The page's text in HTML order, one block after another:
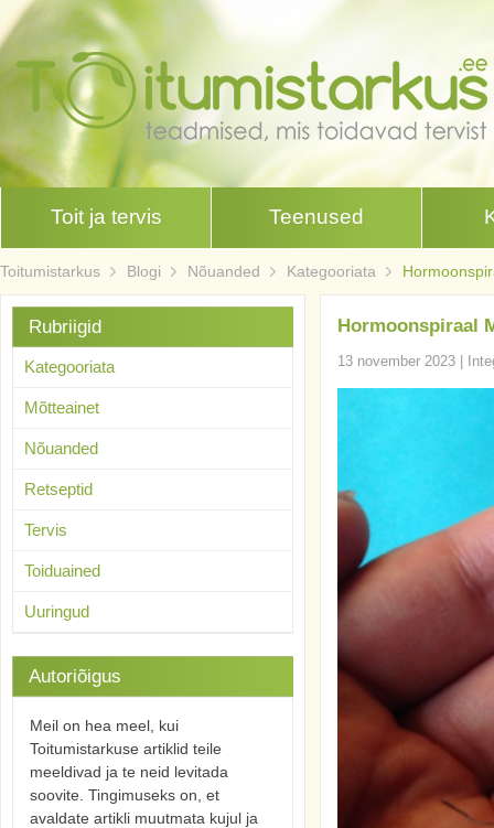
Toit ja tervis Teenused
Toitumistarkus Blogi Nõuanded Kategooriata
Hormoonspiraal
13 november 2023
Rubriigid
Kategooriata
Mõtteainet
Nõuanded
Retseptid
Tervis
Toiduained
Uuringud
Autoriõigus
Meil on hea meel, kui
Toitumistarkuse artiklid teile
meeldivad ja te neid levitada
soovite. Tingimuseks on, et
avaldate artikli muutmata kujul ja